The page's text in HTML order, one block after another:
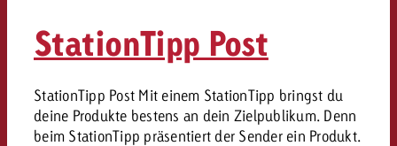
StationTipp Post
StationTipp Post Mit einem StationTipp bringst du
deine Produkte bestens an dein Zielpublikum. Denn
beim StationTipp präsentiert der Sender ein Produkt.